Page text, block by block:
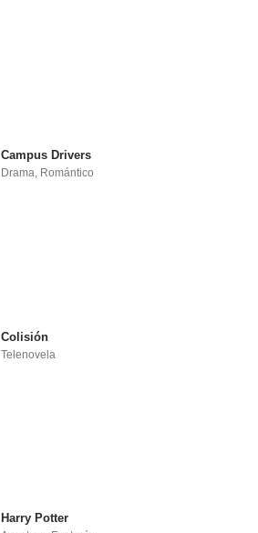
Campus Drivers
Drama, Romántico
Colisión
Telenovela
Harry Potter